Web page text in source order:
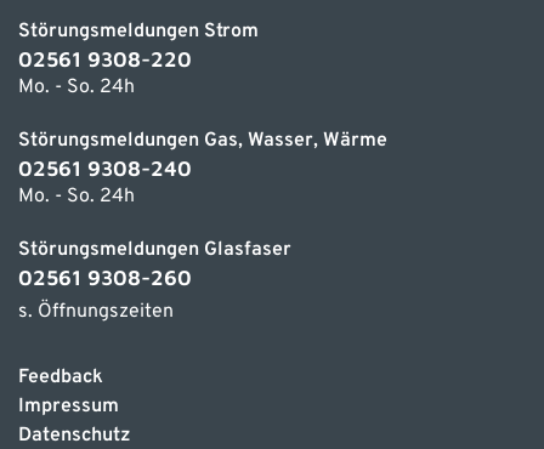
Störungsmeldungen Strom
02561 9308-220
Mo. - So. 24h
Störungsmeldungen Gas, Wasser, Wärme
02561 9308-240
Mo. - So. 24h
Störungsmeldungen Glasfaser
02561 9308-260
s. Öffnungszeiten
Feedback
Impressum
Datenschutz